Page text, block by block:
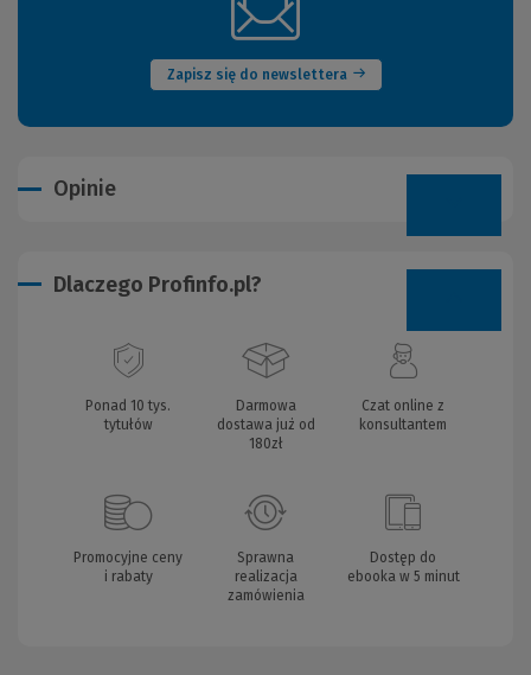
Zapisz się do newslettera
(Nowe
okno)
Opinie
Dlaczego Profinfo.pl?
Ponad 10 tys.
tytułów
Darmowa
dostawa już od
180zł
Czat online z
konsultantem
Promocyjne ceny
i rabaty
Sprawna
realizacja
zamówienia
Dostęp do
ebooka w 5 minut